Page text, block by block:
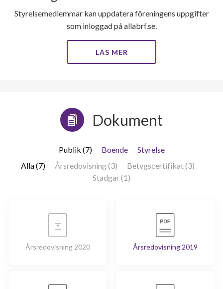
Styrelsemedlemmar kan uppdatera föreningens uppgifter
som inloggad på allabrf.se.
LÄS MER
Dokument
Publik (7) Boende
Styrelse
Alla (7)
Årsredovisning (3)
Betygscertifikat (3)
Stadgar (1)
Årsredovisning 2020 Årsredovisning 2019